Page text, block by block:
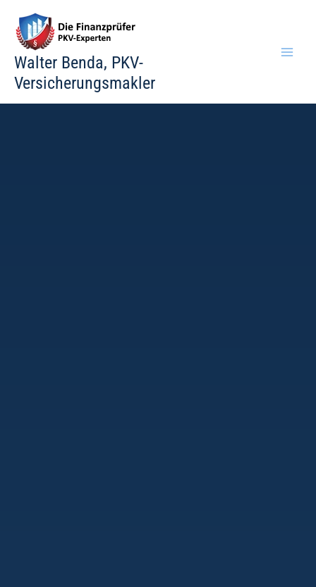
Inhalt
springen
Walter Benda, PKV-
Versicherungsmakler